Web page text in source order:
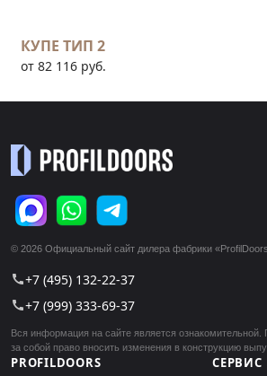
КУПЕ ТИП 2
от 82 116 руб.
© 2026 Официальный сайт дилера фабрики
call+7 (495) 132-22-37
call+7 (999) 333-69-37
Вся информация на сайте является ознакомительной.
за собой право вносить изменения в конструкцию
PROFILDOORS СЕРВИС